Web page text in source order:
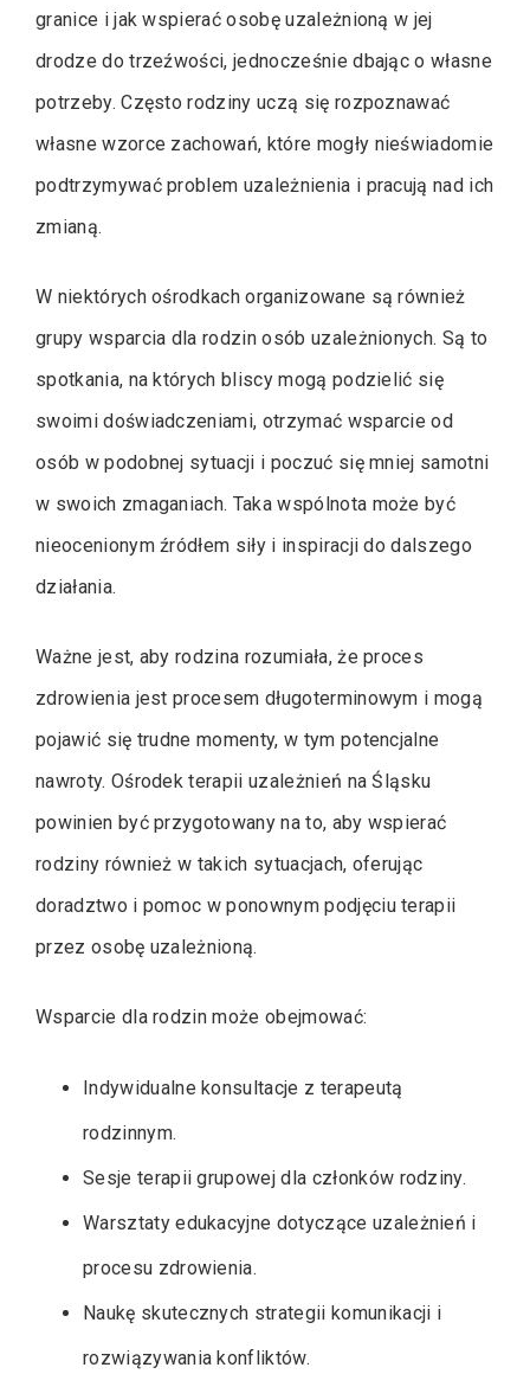
granice i jak wspierać osobę uzależnioną w jej
drodze do trzeźwości, jednocześnie dbając o własne
potrzeby. Często rodziny uczą się rozpoznawać
własne wzorce zachowań, które mogły nieświadomie
podtrzymywać problem uzależnienia i pracują nad ich
zmianą.
W niektórych ośrodkach organizowane są również
grupy wsparcia dla rodzin osób uzależnionych. Są to
spotkania, na których bliscy mogą podzielić się
swoimi doświadczeniami, otrzymać wsparcie od
osób w podobnej sytuacji i poczuć się mniej samotni
w swoich zmaganiach. Taka wspólnota może być
nieocenionym źródłem siły i inspiracji do dalszego
działania.
Ważne jest, aby rodzina rozumiała, że proces
zdrowienia jest procesem długoterminowym i mogą
pojawić się trudne momenty, w tym potencjalne
nawroty. Ośrodek terapii uzależnień na Śląsku
powinien być przygotowany na to, aby wspierać
rodziny również w takich sytuacjach, oferując
doradztwo i pomoc w ponownym podjęciu terapii
przez osobę uzależnioną.
Wsparcie dla rodzin może obejmować:
Indywidualne konsultacje z terapeutą
rodzinnym.
Sesje terapii grupowej dla członków rodziny.
Warsztaty edukacyjne dotyczące uzależnień i
procesu zdrowienia.
Naukę skutecznych strategii komunikacji i
rozwiązywania konfliktów.